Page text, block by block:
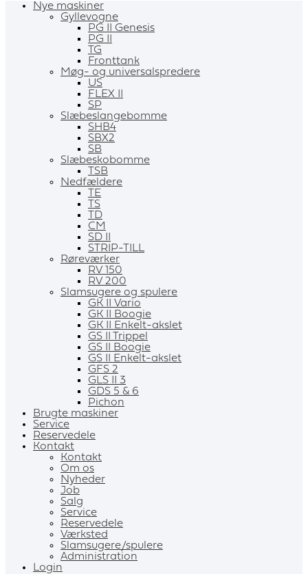
Nye maskiner
Gyllevogne
PG II Genesis
PG II
TG
Fronttank
Møg- og universalspredere
US
FLEX II
SP
Slæbeslangebomme
SHB4
SBX2
SB
Slæbeskobomme
TSB
Nedfældere
TE
TS
TD
CM
SD II
STRIP-TILL
Røreværker
RV 150
RV 200
Slamsugere og spulere
GK II Vario
GK II Boogie
GK II Enkelt-akslet
GS II Trippel
GS II Boogie
GS II Enkelt-akslet
GFS 2
GLS II 3
GDS 5 & 6
Pichon
Brugte maskiner
Service
Reservedele
Kontakt
Kontakt
Om os
Nyheder
Job
Salg
Service
Reservedele
Værksted
Slamsugere/spulere
Administration
Login